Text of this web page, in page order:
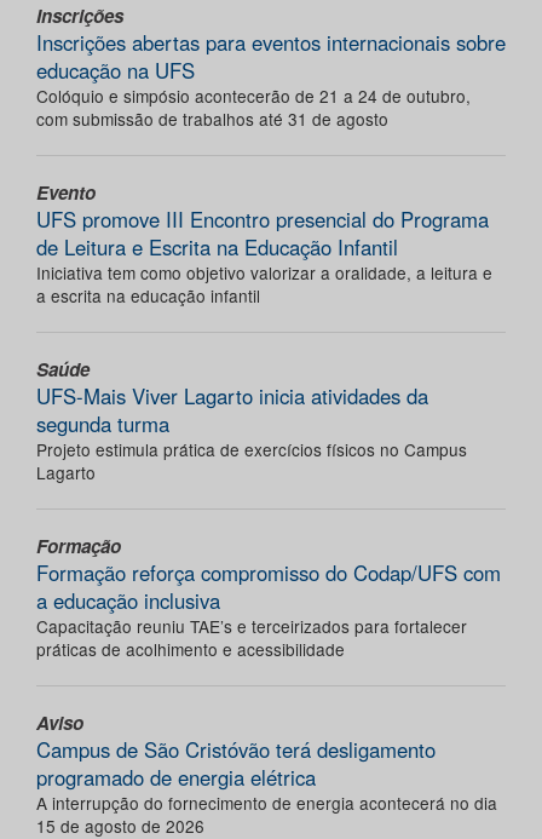
Inscrições
Inscrições abertas para eventos internacionais sobre
educação na UFS
Colóquio e simpósio acontecerão de 21 a 24 de outubro,
com submissão de trabalhos até 31 de agosto
Evento
UFS promove III Encontro presencial do Programa
de Leitura e Escrita na Educação Infantil
Iniciativa tem como objetivo valorizar a oralidade, a leitura e
a escrita na educação infantil
Saúde
UFS-Mais Viver Lagarto inicia atividades da
segunda turma
Projeto estimula prática de exercícios físicos no Campus
Lagarto
Formação
Formação reforça compromisso do Codap/UFS com
a educação inclusiva
Capacitação reuniu TAE’s e terceirizados para fortalecer
práticas de acolhimento e acessibilidade
Aviso
Campus de São Cristóvão terá desligamento
programado de energia elétrica
A interrupção do fornecimento de energia acontecerá no dia
15 de agosto de 2026